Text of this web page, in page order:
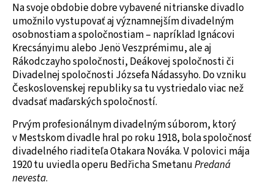
Na svoje obdobie dobre vybavené nitrianske divadlo
umožnilo vystupovať aj významnejším divadelným
osobnostiam a spoločnostiam – napríklad Ignácovi
Krecsányimu alebo Jenö Veszprémimu, ale aj
Rákodczayho spoločnosti, Deákovej spoločnosti či
Divadelnej spoločnosti Józsefa Nádassyho. Do vzniku
Československej republiky sa tu vystriedalo viac než
dvadsať maďarských spoločností.
Prvým profesionálnym divadelným súborom, ktorý
v Mestskom divadle hral po roku 1918, bola spoločnosť
divadelného riaditeľa Otakara Nováka. V polovici mája
1920 tu uviedla operu Bedřicha SmetanuPredaná
nevesta.